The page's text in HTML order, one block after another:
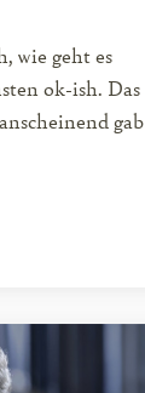
wie geht es
ok-ish. Das
gab